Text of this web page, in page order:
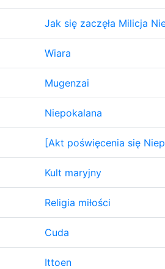
Jak się zaczęła Milicja
Wiara
Mugenzai
Niepokalana
[Akt poświęcenia się
Kult maryjny
Religia miłości
Cuda
Ittoen